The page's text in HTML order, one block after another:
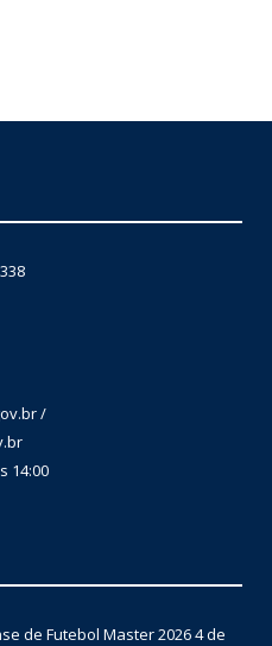
/
14:00
de Futebol Master 20264 de